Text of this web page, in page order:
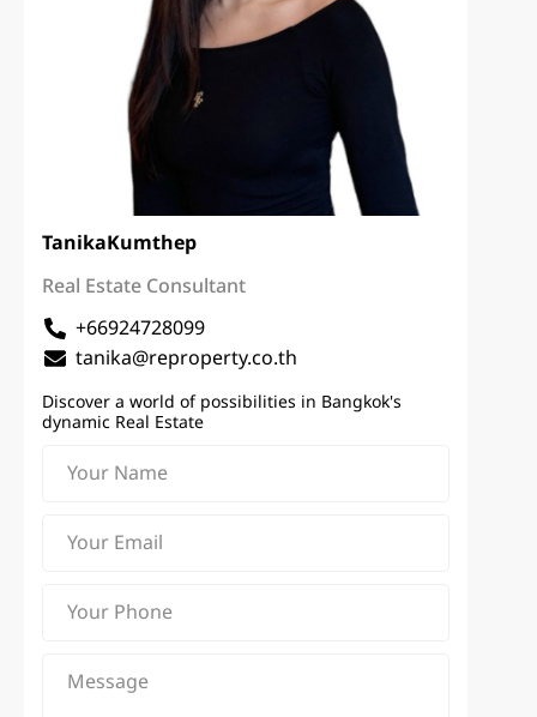
TanikaKumthep
Real Estate Consultant
+66924728099
tanika@reproperty.co.th
Discover a world of possibilities in Bangkok's
dynamic Real Estate